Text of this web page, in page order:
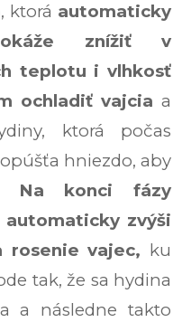
, ktorá automaticky
znížiť v
teplotu i vlhkosť
ochladiť vajcia a
ktorá počas
hniezdo, aby
Na konci fázy
automaticky zvýši
rosenie vajec, ku
tak, že sa hydina
a následne takto